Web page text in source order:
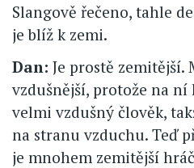
Slangově řečeno, tahle
je blíž k zemi.
Dan: Je prostě zemitější.
vzdušnější, protože na ní
velmi vzdušný člověk,
na stranu vzduchu. Teď
je mnohem zemitější